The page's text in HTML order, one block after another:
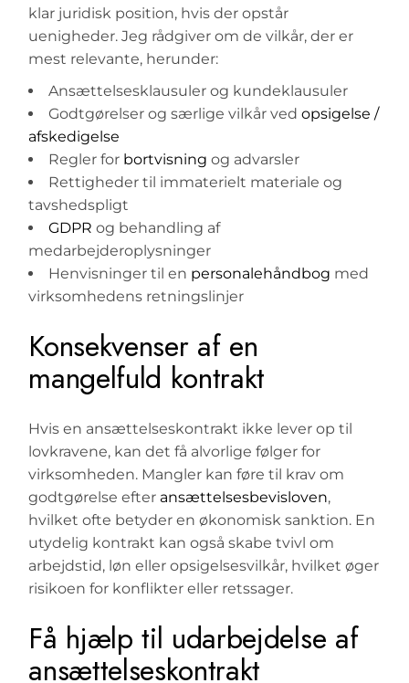
klar juridisk position, hvis der opstår
uenigheder. Jeg rådgiver om de vilkår, der er
mest relevante, herunder:
Ansættelsesklausuler og kundeklausuler
Godtgørelser og særlige vilkår vedopsigelse /
afskedigelse
Regler for bortvisningog advarsler
Rettigheder til immaterielt materiale og
tavshedspligt
GDPRog behandling af
medarbejderoplysninger
Henvisninger til en personalehåndbog med
virksomhedens retningslinjer
Konsekvenser af en
mangelfuld kontrakt
Hvis en ansættelseskontrakt ikke lever op til
lovkravene, kan det få alvorlige følger for
virksomheden. Mangler kan føre til krav om
godtgørelse efter ansættelsesbevisloven,
hvilket ofte betyder en økonomisk sanktion. En
utydelig kontrakt kan også skabe tvivl om
arbejdstid, løn eller opsigelsesvilkår, hvilket øger
risikoen for konflikter eller retssager.
Få hjælp til udarbejdelse af
ansættelseskontrakt